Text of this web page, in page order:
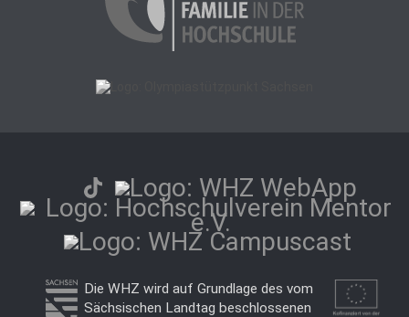
Die WHZ wird auf Grundlage des vom
Sächsischen Landtag beschlossenen